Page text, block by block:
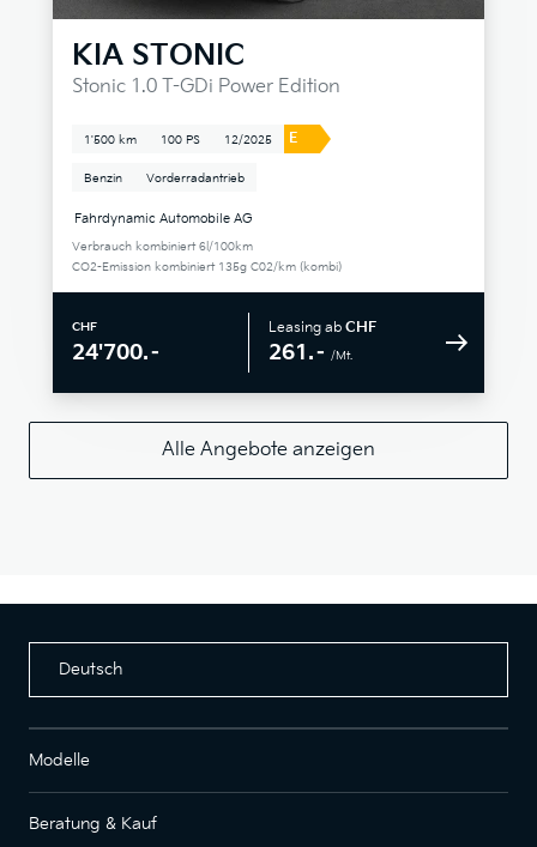
KIA STONIC
Stonic 1.0 T-GDi Power Edition
1'500 km 100 PS 12/2025 E
Benzin Vorderradantrieb
Fahrdynamic Automobile AG
Verbrauch kombiniert 6l/100km
CO2-Emission kombiniert 135g C02/km (kombi)
CHF
24'700.–
Leasing ab CHF
261.– /Mt.
Alle Angebote anzeigen
Deutsch
Modelle
Beratung & Kauf